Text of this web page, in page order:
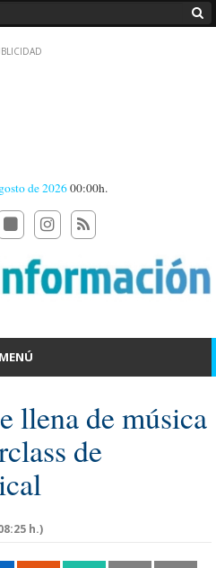
de 202600:00h.
MENÚ
llena de música
de
h.)